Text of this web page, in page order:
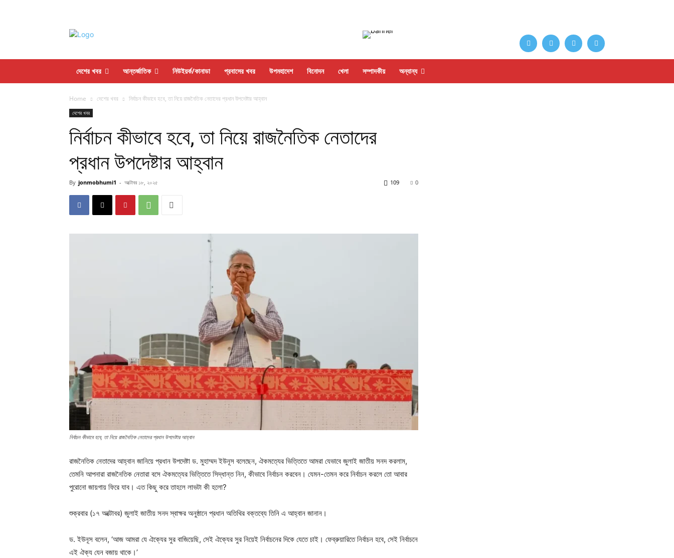
দেশের খবর আন্তর্জাতিক নিউইয়র্ক/কানাডা প্রবাসের খবর উপমহাদেশ বিনোদন খেলা সম্পাদকীয় অন্যান্য
Home দেশের খবর নির্বাচন কীভাবে হবে, তা নিয়ে রাজনৈতিক নেতাদের প্রধান উপদেষ্টার আহ্বান
দেশের খবর
নির্বাচন কীভাবে হবে, তা নিয়ে রাজনৈতিক নেতাদের
প্রধান উপদেষ্টার আহ্বান
By jonmobhumi1 - অক্টোবর ১৮, ২০২৫ 0
109
নির্বাচন কীভাবে হবে, তা নিয়ে রাজনৈতিক নেতাদের প্রধান উপদেষ্টার আহ্বান
রাজনৈতিক নেতাদের আহ্বান জানিয়ে প্রধান উপদেষ্টা ড. মুহাম্মদ ইউনূস বলেছেন, ঐকমত্যের ভিত্তিতে আমরা যেভাবে জুলাই জাতীয় সনদ করলাম,
তেমনি আপনারা রাজনৈতিক নেতারা বসে ঐকমত্যের ভিত্তিতে সিদ্ধান্ত নিন, কীভাবে নির্বাচন করবেন। যেমন-তেমন করে নির্বাচন করলে তো আবার
পুরোনো জায়গায় ফিরে যাব। এত কিছু করে তাহলে লাভটা কী হলো?
শুক্রবার (১৭ অক্টোবর) জুলাই জাতীয় সনদ স্বাক্ষর অনুষ্ঠানে প্রধান অতিথির বক্তব্যে তিনি এ আহ্বান জানান।
ড. ইউনূস বলেন, ‘আজ আমরা যে ঐক্যের সুর বাজিয়েছি, সেই ঐক্যের সুর নিয়েই নির্বাচনের দিকে যেতে চাই। ফেব্রুয়ারিতে নির্বাচন হবে, সেই নির্বাচনে
এই ঐক্য যেন বজায় থাকে।’